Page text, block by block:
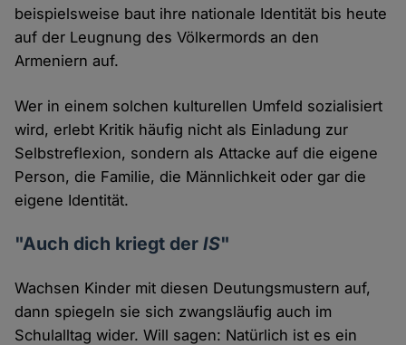
beispielsweise baut ihre nationale Identität bis heute
auf der Leugnung des Völkermords an den
Armeniern auf.
Wer in einem solchen kulturellen Umfeld sozialisiert
wird, erlebt Kritik häufig nicht als Einladung zur
Selbstreflexion, sondern als Attacke auf die eigene
Person, die Familie, die Männlichkeit oder gar die
eigene Identität.
"Auch dich kriegt der IS"
Wachsen Kinder mit diesen Deutungsmustern auf,
dann spiegeln sie sich zwangsläufig auch im
Schulalltag wider. Will sagen: Natürlich ist es ein